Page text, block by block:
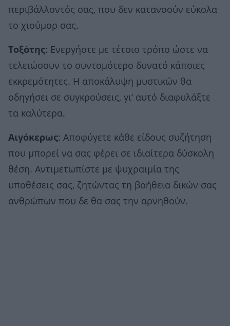
περιβάλλοντός σας, που δεν κατανοούν εύκολα
το χιούμορ σας.
Τοξότης: Ενεργήστε με τέτοιο τρόπο ώστε να
τελειώσουν το συντομότερο δυνατό κάποιες
εκκρεμότητες. Η αποκάλυψη μυστικών θα
οδηγήσει σε συγκρούσεις, γι’ αυτό διαφυλάξτε
τα καλύτερα.
Αιγόκερως: Αποφύγετε κάθε είδους συζήτηση
που μπορεί να σας φέρει σε ιδιαίτερα δύσκολη
θέση. Αντιμετωπίστε με ψυχραιμία της
υποθέσεις σας, ζητώντας τη βοήθεια δικών σας
ανθρώπων που δε θα σας την αρνηθούν.